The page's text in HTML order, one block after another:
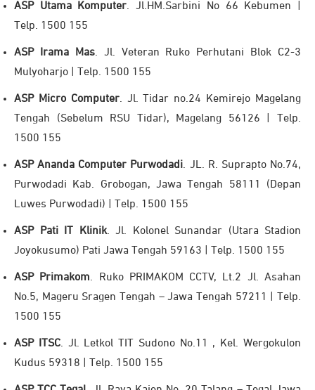
ASP Utama Komputer. Jl.HM.Sarbini No 66 Kebumen |
Telp. 1500 155
ASP Irama Mas. Jl. Veteran Ruko Perhutani Blok C2-3
Mulyoharjo | Telp. 1500 155
ASP Micro Computer. Jl. Tidar no.24 Kemirejo Magelang
Tengah (Sebelum RSU Tidar), Magelang 56126 | Telp.
1500 155
ASP Ananda Computer Purwodadi. JL. R. Suprapto No.74,
Purwodadi Kab. Grobogan, Jawa Tengah 58111 (Depan
Luwes Purwodadi) | Telp. 1500 155
ASP Pati IT Klinik. Jl. Kolonel Sunandar (Utara Stadion
Joyokusumo) Pati Jawa Tengah 59163 | Telp. 1500 155
ASP Primakom. Ruko PRIMAKOM CCTV, Lt.2 Jl. Asahan
No.5, Mageru Sragen Tengah – Jawa Tengah 57211 | Telp.
1500 155
ASP ITSC. Jl. Letkol TIT Sudono No.11 , Kel. Wergokulon
Kudus 59318 | Telp. 1500 155